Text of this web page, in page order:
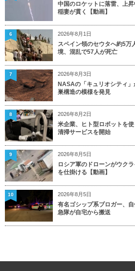
中国のロケットに落雷、上
稲妻が貫く【動画】
2026年8月1日
スペイン領のセウタへ約5万
境、混乱で57人が死亡
6
2026年8月3日
NASAの「キュリオシティ
巣構造の模様を発見
7
2026年8月2日
米企業、ヒト型ロボットを
清掃サービスを開始
8
2026年8月5日
ロシア軍のドローンがウク
を仕掛ける【動画】
9
2026年8月5日
有名ゴシップ系ブロガー、
急隊が自宅から搬送
10